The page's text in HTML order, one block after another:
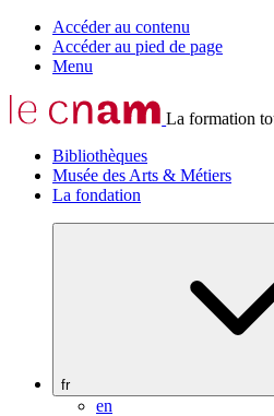
Accéder au contenu
Accéder au pied de page
Menu
La formation
Bibliothèques
Musée des Arts & Métiers
La fondation
fr
en